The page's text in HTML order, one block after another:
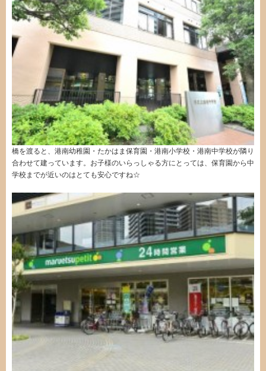
橋を渡ると、港南幼稚園・たかはま保育園・港南小学校・港南中学校が隣り
合わせて建っています。お子様のいらっしゃる方にとっては、保育園から中
学校までが近いのはとても安心ですね☆